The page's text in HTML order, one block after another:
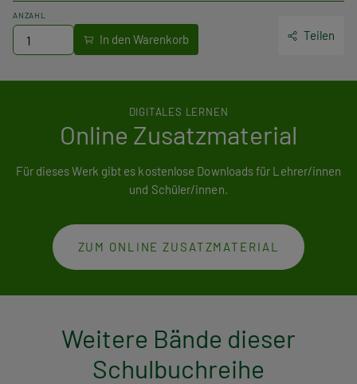
ANZAHL
Teilen
DIGITALES LERNEN
Online Zusatzmaterial
Für dieses Werk gibt es kostenlose Downloads für Lehrer/innen
und Schüler/innen.
ZUM ONLINE ZUSATZMATERIAL
Weitere Bände dieser
Schulbuchreihe